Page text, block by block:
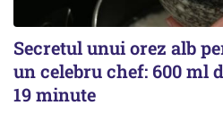
Secretul unui orez alb
un celebru chef: 600 ml
19 minute